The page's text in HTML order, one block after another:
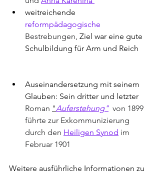
weitreichende
reformpädagogische
Bestrebungen, Ziel war eine gute
Schulbildung für Arm und Reich
Auseinandersetzung mit seinem
Glauben: Sein dritter und letzter
Roman "Auferstehung" von 1899
führte zur Exkommunizierung
durch den Heiligen Synod im
Februar 1901
Weitere ausführliche Informationen zu